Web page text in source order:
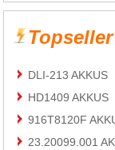
Topseller
DLI-213 AKKUS
HD1409 AKKUS
916T8120F
23.20099.001